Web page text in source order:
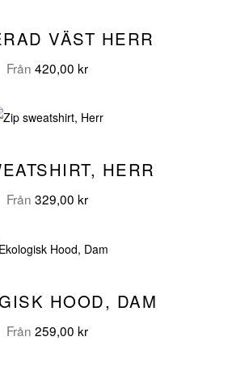
VÄST HERR
Från 420,00 kr
HERR
Från 329,00 kr
HOOD, DAM
Från 259,00 kr